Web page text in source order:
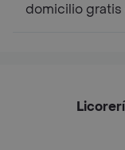
domicilio gratis